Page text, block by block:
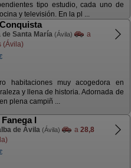
tipo estudio, cada uno de
y televisión. En la pl ...
de Santa María (Ávila)
a
(Ávila)
habitaciones muy acogedora en
y llena de historia. Adornada de
plena campiñ ...
I
de Ávila (Ávila) a 28,8